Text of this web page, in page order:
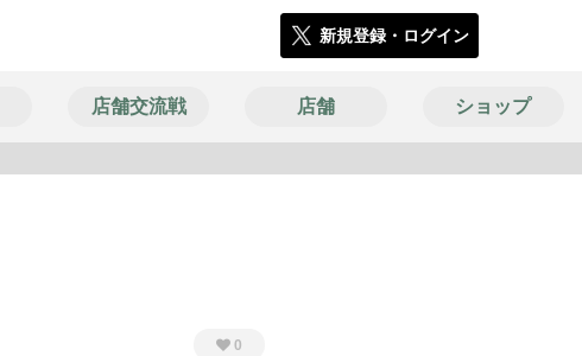
新規登録・ログイン
店舗交流戦 店舗 ショップ
0